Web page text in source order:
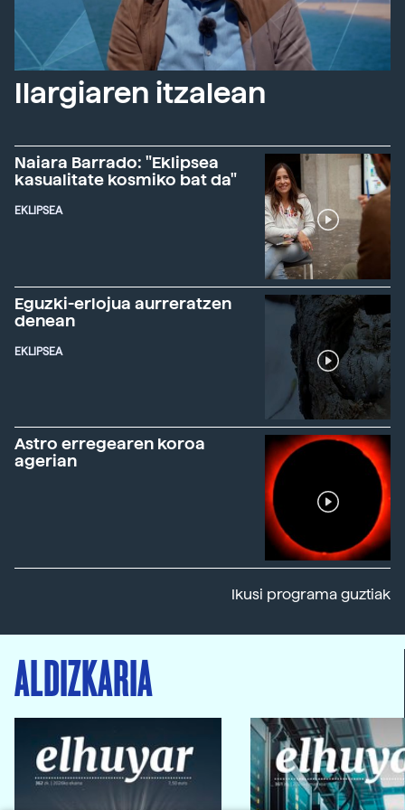
Ilargiaren itzalean
Naiara Barrado: "Eklipsea
kasualitate kosmiko bat da"
EKLIPSEA
Eguzki-erlojua aurreratzen
denean
EKLIPSEA
Astro erregearen koroa
agerian
Ikusi programa guztiak
ALDIZKARIA